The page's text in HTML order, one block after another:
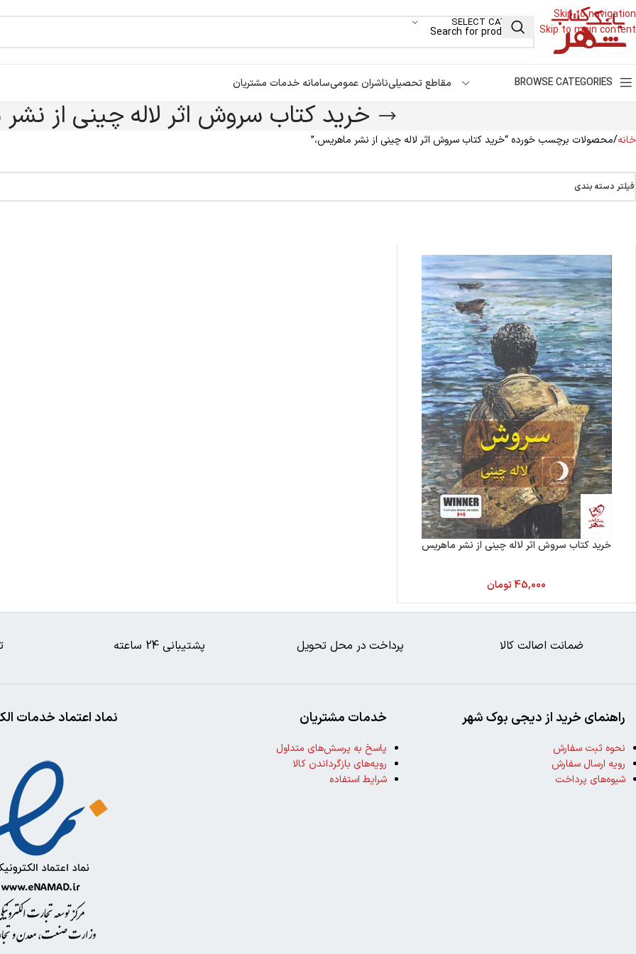
Skip to navigation
Skip to main content
SELECT CATEGORY
BROWSE CATEGORIES مقاطع تحصیلیناشران عمومیسامانه خدمات مشتریان
خرید کتاب سروش اثر لاله چینی از
خانه محصولات برچسب خورده “خرید کتاب سروش اثر لاله چینی از نشر ماهریس،”
فیلتر دسته بندی
خرید کتاب سروش اثر لاله چینی از نشر ماهریس
45,000تومان
ضمانت اصالت کالا پرداخت در محل تحویل پشتیبانی 24 ساعته
نماد اعتماد خدمات خدمات مشتریان
پاسخ به پرسش‌های متداول
رویه‌های بازگرداندن کالا
شرایط استفاده
راهنمای خرید از دیجی بوک شهر
نحوه ثبت سفارش
رویه ارسال سفارش
شیوه‌های پرداخت